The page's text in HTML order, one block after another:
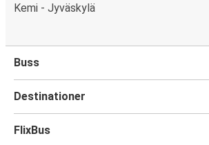
Kemi - Jyväskylä
Buss
Destinationer
FlixBus